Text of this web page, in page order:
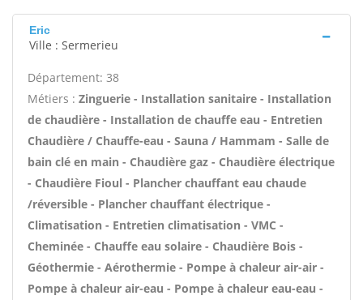
Eric
Ville : Sermerieu
Département: 38
Métiers : Zinguerie - Installation sanitaire - Installation
de chaudière - Installation de chauffe eau - Entretien
Chaudière / Chauffe-eau - Sauna / Hammam - Salle de
bain clé en main - Chaudière gaz - Chaudière électrique
- Chaudière Fioul - Plancher chauffant eau chaude
/réversible - Plancher chauffant électrique -
Climatisation - Entretien climatisation - VMC -
Cheminée - Chauffe eau solaire - Chaudière Bois -
Géothermie - Aérothermie - Pompe à chaleur air-air -
Pompe à chaleur air-eau - Pompe à chaleur eau-eau -